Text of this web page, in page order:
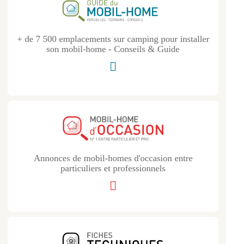
+ de 7 500 emplacements sur camping pour installer
son mobil-home - Conseils & Guide
Annonces de mobil-homes d'occasion entre
particuliers et professionnels